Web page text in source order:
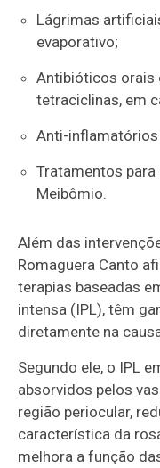
Lágrimas
evaporativo;
Antibióticos orais
tetraciclinas, em
Anti-inflamatórios
Tratamentos
Meibômio.
Além das
Romaguera Canto
terapias baseadas
intensa (IPL), têm
diretamente na
Segundo ele, o IPL
absorvidos pelos
região periocular,
característica da
melhora a função